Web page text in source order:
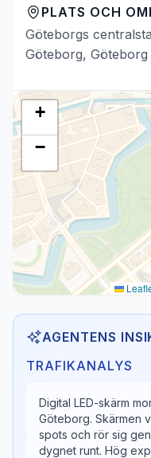
PLATS OCH
Göteborgs
Göteborg, Göteborg
+
−
AGENTENS
TRAFIKANALYS
Digital LED-skärm
Göteborg. Skärmen
spots och rör sig
dygnet runt. Hög